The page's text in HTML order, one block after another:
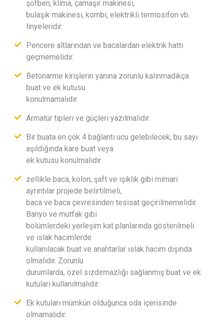
şofben, klima, çamaşır makinesi,
bulaşık makinesi, kombi, elektrikli termosifon vb.
linyeleridir.
Pencere altlarından ve bacalardan elektrik hattı
geçmemelidir.
Betonarme kirişlerin yanına zorunlu kalınmadıkça
buat ve ek kutusu
konulmamalıdır.
Armatür tipleri ve güçleri yazılmalıdır
Bir buata en çok 4 bağlantı ucu gelebilecek, bu sayı
aşıldığında kare buat veya
ek kutusu konulmalıdır
zellikle baca, kolon, şaft ve ışıklık gibi mimari
ayrıntılar projede belirtilmeli,
baca ve baca çevresinden tesisat geçirilmemelidir.
Banyo ve mutfak gibi
bölümlerdeki yerleşim kat planlarında gösterilmeli
ve ıslak hacimlerde
kullanılacak buat ve anahtarlar ıslak hacim dışında
olmalıdır. Zorunlu
durumlarda, özel sızdırmazlığı sağlanmış buat ve ek
kutuları kullanılmalıdır.
Ek kutuları mümkün olduğunca oda içerisinde
olmamalıdır.